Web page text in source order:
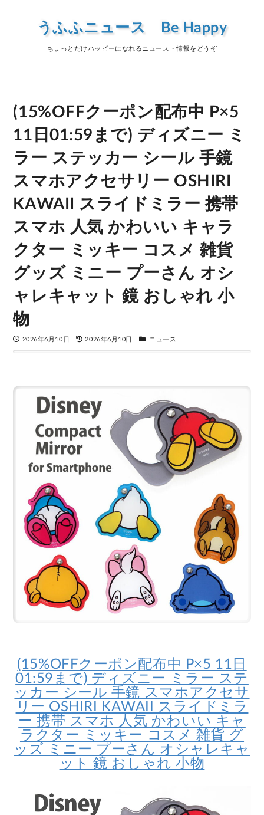
うふふニュース Be Happy
ちょっとだけハッピーになれるニュース・情報をどうぞ
(15%OFFクーポン配布中 P×5
11日01:59まで) ディズニー ミ
ラー ステッカー シール 手鏡
スマホアクセサリー OSHIRI
KAWAII スライドミラー 携帯
スマホ 人気 かわいい キャラ
クター ミッキー コスメ 雑貨
グッズ ミニー プーさん オシ
ャレキャット 鏡 おしゃれ 小
物
2026年6月10日 2026年6月10日 ニュース
(15%OFFクーポン配布中 P×5 11日
01:59まで) ディズニー ミラー ステ
ッカー シール 手鏡 スマホアクセサ
リー OSHIRI KAWAII スライドミラ
ー 携帯 スマホ 人気 かわいい キャ
ラクター ミッキー コスメ 雑貨 グ
ッズ ミニー プーさん オシャレキャ
ット 鏡 おしゃれ 小物